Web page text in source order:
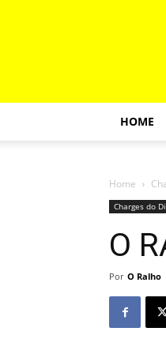
HOME
Home
Charges do
O
Por O Ralho